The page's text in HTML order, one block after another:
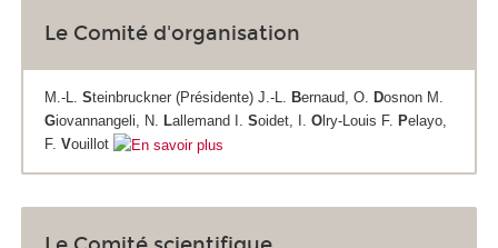
Le Comité d'organisation
M.-L. Steinbruckner (Présidente) J.-L. Bernaud, O. Dosnon M.
Giovannangeli, N. Lallemand I. Soidet, I. O lry-Louis F. Pelayo,
F. Vouillot